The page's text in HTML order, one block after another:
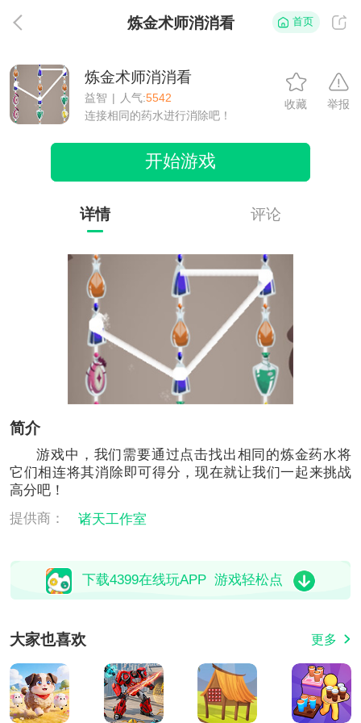
炼金术师消消看 首页
炼金术师消消看
益智 | 人气:5542
连接相同的药水进行消除吧！
收藏 举报
开始游戏
详情 评论
简介
游戏中，我们需要通过点击找出相同的炼金药水将
它们相连将其消除即可得分，现在就让我们一起来挑战
高分吧！
提供商：
诸天工作室
下载4399在线玩APP 游戏轻松点
大家也喜欢 更多